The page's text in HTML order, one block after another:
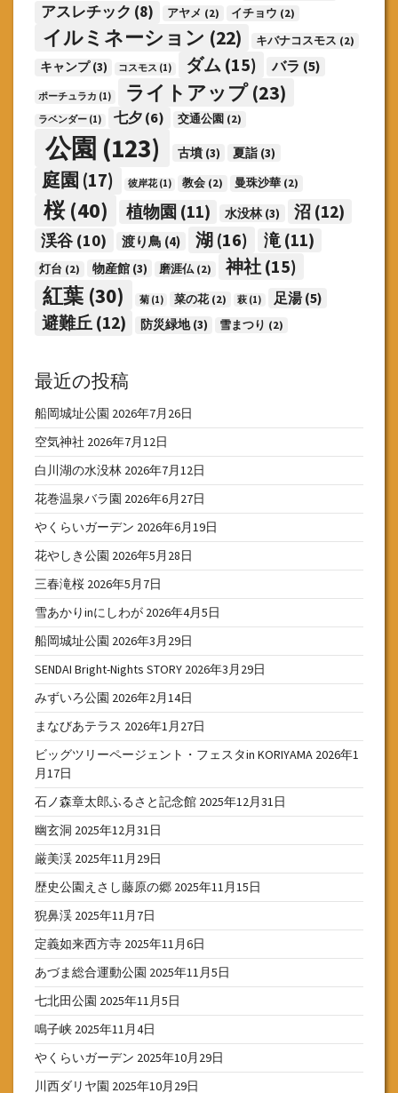
アスレチック (8) アヤメ (2) イチョウ (2)
イルミネーション (22) キバナコスモス (2)
キャンプ(3) コスモス (1) ダム(15) バラ (5)
ポーチュラカ (1) ライトアップ(23)
ラベンダー (1) 七夕 (6) 交通公園 (2)
公園 (123) 古墳(3) 夏詣(3)
庭園 (17) 彼岸花(1) 教会 (2) 曼珠沙華 (2)
桜(40) 植物園 (11) 水没林(3) 沼 (12)
渓谷(10) 渡り鳥 (4) 湖(16) 滝(11)
灯台 (2) 物産館(3) 磨涯仏 (2) 神社 (15)
紅葉 (30) 菊(1) 菜の花(2) 萩 (1) 足湯(5)
避難丘(12) 防災緑地(3) 雪まつり (2)
最近の投稿
船岡城址公園 2026年7月26日
空気神社 2026年7月12日
白川湖の水没林 2026年7月12日
花巻温泉バラ園 2026年6月27日
やくらいガーデン 2026年6月19日
花やしき公園 2026年5月28日
三春滝桜 2026年5月7日
雪あかりinにしわが 2026年4月5日
船岡城址公園 2026年3月29日
SENDAI Bright-Nights STORY 2026年3月29日
みずいろ公園 2026年2月14日
まなびあテラス 2026年1月27日
ビッグツリーページェント・フェスタin KORIYAMA 2026年1
月17日
石ノ森章太郎ふるさと記念館 2025年12月31日
幽玄洞 2025年12月31日
厳美渓 2025年11月29日
歴史公園えさし藤原の郷 2025年11月15日
猊鼻渓 2025年11月7日
定義如来西方寺 2025年11月6日
あづま総合運動公園 2025年11月5日
七北田公園 2025年11月5日
鳴子峡 2025年11月4日
やくらいガーデン 2025年10月29日
川西ダリヤ園 2025年10月29日